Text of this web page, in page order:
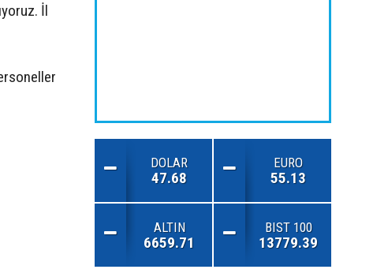
İl
DOLAR
47.68
EURO
55.13
ALTIN
6659.71
BIST 100
13779.39